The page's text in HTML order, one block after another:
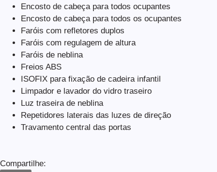
Encosto de cabeça para todos ocupantes
Encosto de cabeça para todos os ocupantes
Faróis com refletores duplos
Faróis com regulagem de altura
Faróis de neblina
Freios ABS
ISOFIX para fixação de cadeira infantil
Limpador e lavador do vidro traseiro
Luz traseira de neblina
Repetidores laterais das luzes de direção
Travamento central das portas
Compartilhe: